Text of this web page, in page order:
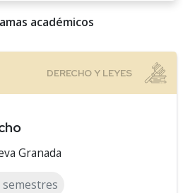
académicos
Granada
semestres